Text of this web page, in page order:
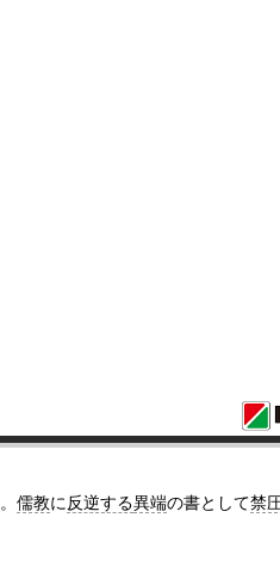
。 儒教に 反逆する異端の書として禁